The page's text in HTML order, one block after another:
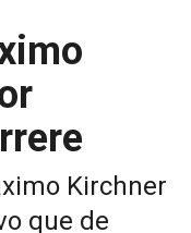
Kirchner
que de